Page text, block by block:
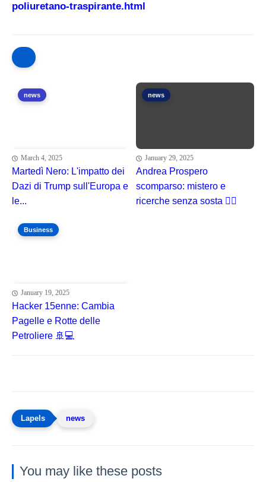
poliuretano-traspirante.html
news
March 4, 2025
Martedì Nero: L'impatto dei
Dazi di Trump sull'Europa e
le...
news
January 29, 2025
Andrea Prospero
scomparso: mistero e
ricerche senza sosta 🕵️‍♂️
Business
January 19, 2025
Hacker 15enne: Cambia
Pagelle e Rotte delle
Petroliere 🚢💻
news
You may like these posts